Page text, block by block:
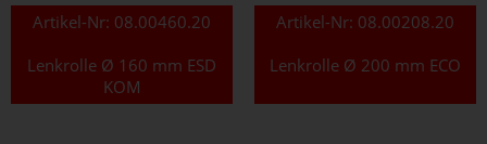
Artikel-Nr: 08.00460.20
Lenkrolle Ø 160 mm ESD
KOM
Artikel-Nr: 08.00208.20
Lenkrolle Ø 200 mm ECO